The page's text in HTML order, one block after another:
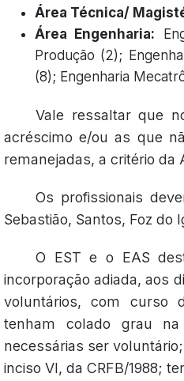
Área Técnica/
Área Engenharia:
Produção (2);
(8); Engenharia
Vale ressaltar que
acréscimo e/ou as que
remanejadas, a critério da
Os profissionais
Sebastião, Santos, Foz do
O EST e o EAS
incorporação adiada, aos
voluntários, com curso
tenham colado grau
necessárias ser
inciso VI, da CRFB/1988;